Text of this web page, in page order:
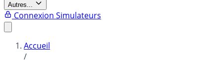
Autres...
Connexion Simulateurs
Accueil
/